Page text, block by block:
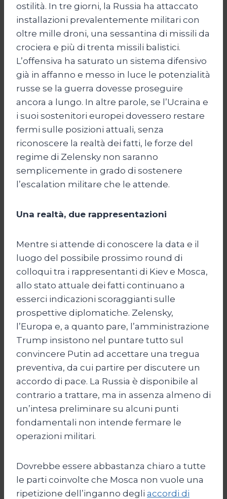
ostilità. In tre giorni, la Russia ha attaccato
installazioni prevalentemente militari con
oltre mille droni, una sessantina di missili da
crociera e più di trenta missili balistici.
L’offensiva ha saturato un sistema difensivo
già in affanno e messo in luce le potenzialità
russe se la guerra dovesse proseguire
ancora a lungo. In altre parole, se l’Ucraina e
i suoi sostenitori europei dovessero restare
fermi sulle posizioni attuali, senza
riconoscere la realtà dei fatti, le forze del
regime di Zelensky non saranno
semplicemente in grado di sostenere
l’escalation militare che le attende.
Una realtà, due rappresentazioni
Mentre si attende di conoscere la data e il
luogo del possibile prossimo round di
colloqui tra i rappresentanti di Kiev e Mosca,
allo stato attuale dei fatti continuano a
esserci indicazioni scoraggianti sulle
prospettive diplomatiche. Zelensky,
l’Europa e, a quanto pare, l’amministrazione
Trump insistono nel puntare tutto sul
convincere Putin ad accettare una tregua
preventiva, da cui partire per discutere un
accordo di pace. La Russia è disponibile al
contrario a trattare, ma in assenza almeno di
un’intesa preliminare su alcuni punti
fondamentali non intende fermare le
operazioni militari.
Dovrebbe essere abbastanza chiaro a tutte
le parti coinvolte che Mosca non vuole una
ripetizione dell’inganno degli accordi di